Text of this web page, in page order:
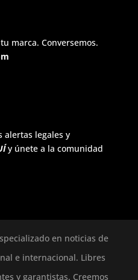
marca. Conversemos.
alertas legales y
y únete a la comunidad
en noticias de
e internacional. Libres
y garantistas. Creemos